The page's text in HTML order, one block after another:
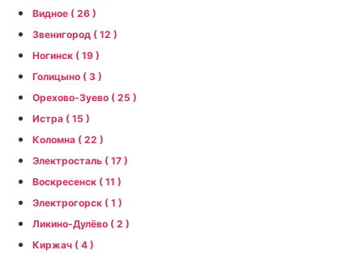
Видное ( 26 )
Звенигород ( 12 )
Ногинск ( 19 )
Голицыно ( 3 )
Орехово-Зуево ( 25 )
Истра ( 15 )
Коломна ( 22 )
Электросталь ( 17 )
Воскресенск ( 11 )
Электрогорск ( 1 )
Ликино-Дулёво ( 2 )
Киржач ( 4 )